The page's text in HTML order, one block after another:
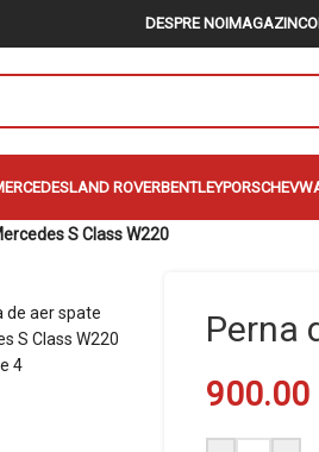
DESPRE NOIMAGAZIN
LAND ROVERBENTLEYPORSCHEVW
S Class W220
Perna
900.00